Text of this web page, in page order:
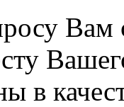
Вам
в